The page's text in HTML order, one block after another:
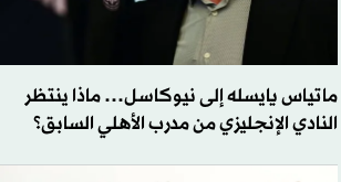
ماتياس يايسله إلى نيوكاسل… ماذا ينتظر
النادي الإنجليزي من مدرب الأهلي السابق؟